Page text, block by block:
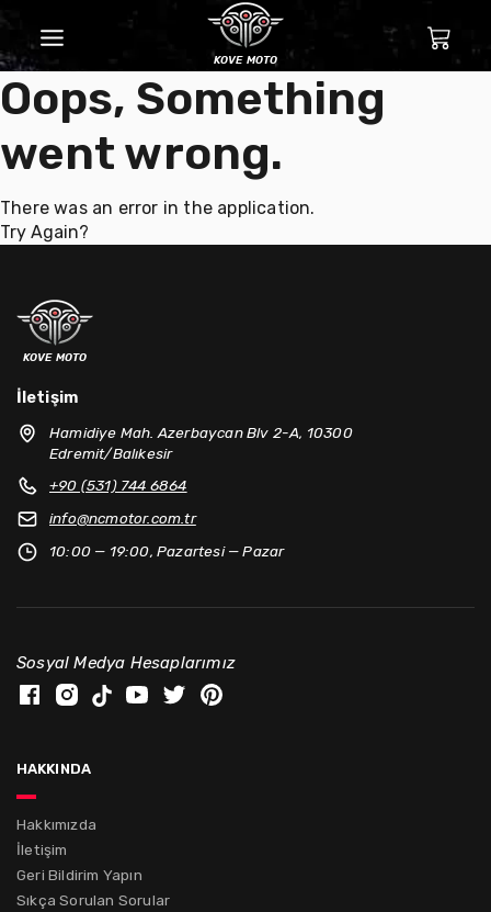
kove moto
Oops, Something
went wrong.
There was an error in the application.
Try Again?
kove moto
İletişim
Hamidiye Mah. Azerbaycan Blv 2-A, 10300
Edremit/Balıkesir
+90 (531) 744 6864
info@ncmotor.com.tr
10:00 — 19:00, Pazartesi — Pazar
Sosyal Medya Hesaplarımız
hakkında
Hakkımızda
İletişim
Geri Bildirim Yapın
Sıkça Sorulan Sorular